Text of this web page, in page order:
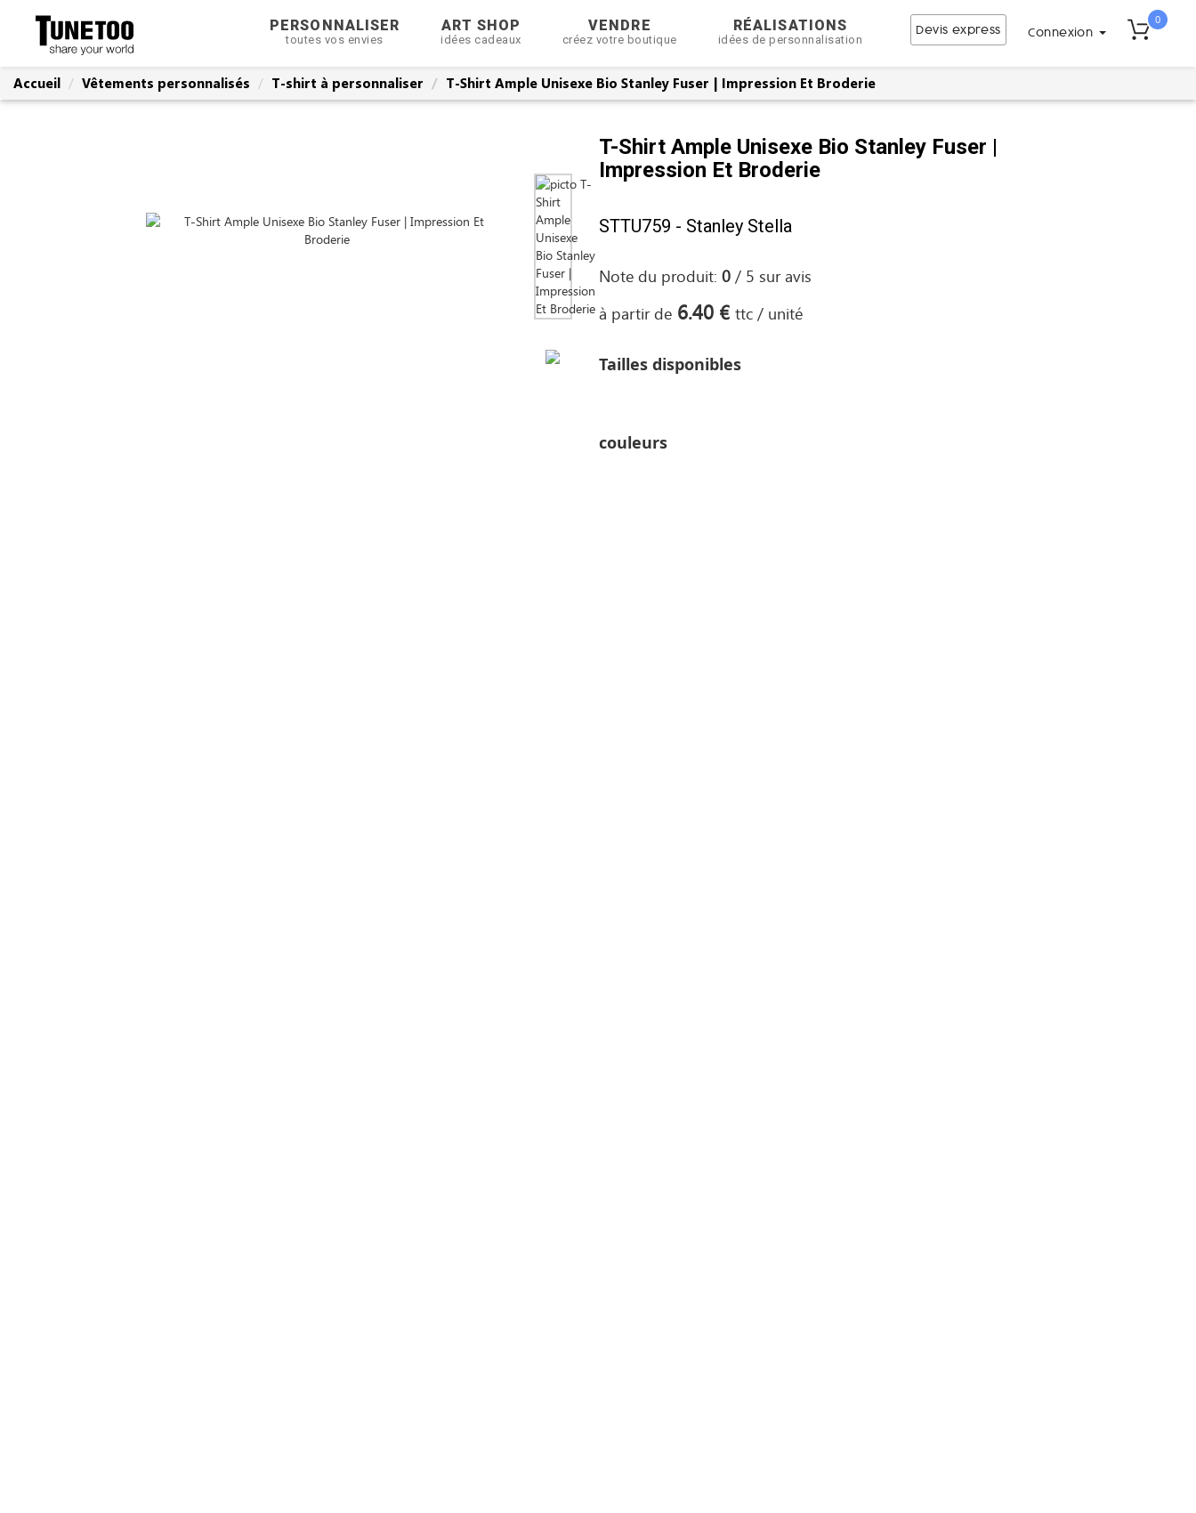
PERSONNALISER
toutes vos envies
ART SHOP
idées cadeaux
VENDRE
créez votre boutique
RÉALISATIONS
idées de personnalisation
Devis express Connexion
0
Accueil Vêtements personnalisés T-shirt à personnaliser T-Shirt Ample Unisexe Bio Stanley Fuser | Impression Et Broderie
T-Shirt Ample Unisexe Bio Stanley Fuser |
Impression Et Broderie
STTU759 - Stanley Stella
Note du produit:0 / 5 suravis
à partir de 6.40 €ttc / unité
Tailles disponibles
couleurs